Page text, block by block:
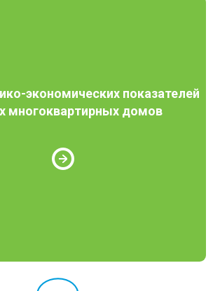
экономических показателей
многоквартирных домов